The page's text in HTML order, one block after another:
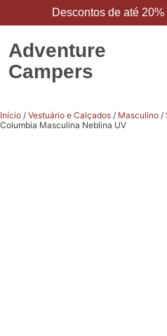
Descontos de até
Adventure
Campers
Início / Vestuário e Calçados / Masculino /
Columbia Masculina Neblina UV